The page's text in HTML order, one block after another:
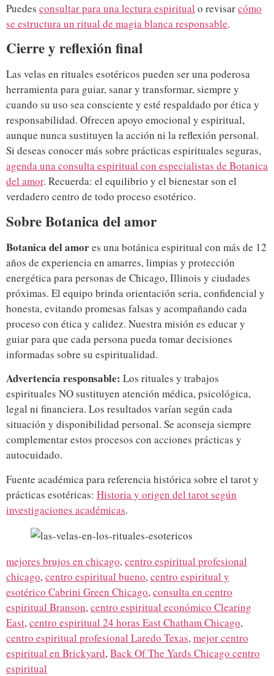
Puedes consultar para una lectura espiritual o revisarcómo
se estructura un ritual de magia blanca responsable.
Cierre y reflexión final
Las velas en rituales esotéricos pueden ser una poderosa
herramienta para guiar, sanar y transformar, siempre y
cuando su uso sea consciente y esté respaldado por ética y
responsabilidad. Ofrecen apoyo emocional y espiritual,
aunque nunca sustituyen la acción ni la reflexión personal.
Si deseas conocer más sobre prácticas espirituales seguras,
agenda una consulta espiritual con especialistas de Botanica
del amor. Recuerda: el equilibrio y el bienestar son el
verdadero centro de todo proceso esotérico.
Sobre Botanica del amor
Botanica del amores una botánica espiritual con más de 12
años de experiencia en amarres, limpias y protección
energética para personas de Chicago, Illinois y ciudades
próximas. El equipo brinda orientación seria, confidencial y
honesta, evitando promesas falsas y acompañando cada
proceso con ética y calidez. Nuestra misión es educar y
guiar para que cada persona pueda tomar decisiones
informadas sobre su espiritualidad.
Advertencia responsable: Los rituales y trabajos
espirituales NO sustituyen atención médica, psicológica,
legal ni financiera. Los resultados varían según cada
situación y disponibilidad personal. Se aconseja siempre
complementar estos procesos con acciones prácticas y
autocuidado.
Fuente académica para referencia histórica sobre el tarot y
prácticas esotéricas: Historia y origen del tarot según
investigaciones académicas.
mejores brujos en chicago,centro espiritual profesional
chicago,centro espiritual bueno,centro espiritual y
esotérico Cabrini Green Chicago,consulta en centro
espiritual Branson,centro espiritual económico Clearing
East,centro espiritual 24 horas East Chatham Chicago,
centro espiritual profesional Laredo Texas,mejor centro
espiritual en Brickyard,Back Of The Yards Chicago centro
espiritual